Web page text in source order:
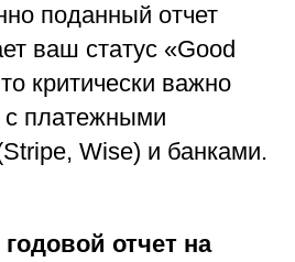
поданный отчет
ваш статус «Good
критически важно
платежными
Wise) и банками.
отчет на